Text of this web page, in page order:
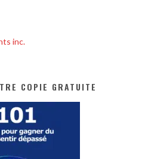
inc.
COPIE GRATUITE